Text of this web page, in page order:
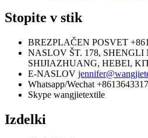
Stopite v stik
BREZPLAČEN POSVET
NASLOV ŠT. 178, SHENGLI
SHIJIAZHUANG, HEBEI,
E-NASLOV
Whatsapp/Wechat
Skype wangjietextile
Izdelki